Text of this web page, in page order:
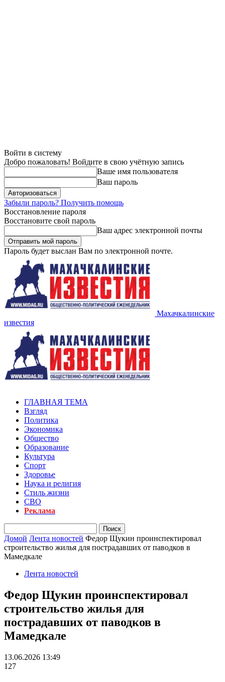
Войти в систему
Добро пожаловать! Войдите в свою учётную запись
Ваше имя пользователя
Ваш пароль
Забыли пароль? Получить помощь
Восстановление пароля
Восстановите свой пароль
Ваш адрес электронной почты
Пароль будет выслан Вам по электронной почте.
Махачкалинские
известия
ГЛАВНАЯ ТЕМА
Взгляд
Политика
Экономика
Общество
Образование
Культура
Спорт
Здоровье
Наука и религия
Стиль жизни
СВО
Реклама
Домой Лента новостей Федор Щукин проинспектировал
строительство жилья для пострадавших от паводков в
Мамедкале
Лента новостей
Федор Щукин проинспектировал
строительство жилья для
пострадавших от паводков в
Мамедкале
13.06.2026 13:49
127